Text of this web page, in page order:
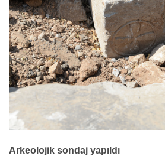
Arkeolojik sondaj yapıldı